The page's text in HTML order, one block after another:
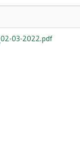
03-2022.pdf